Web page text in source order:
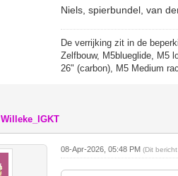
Niels, spierbundel, van
De verrijking zit in de
Zelfbouw, M5blueglide, M5
26" (carbon), M5 Medium
Willeke_IGKT
08-Apr-2026, 05:48 PM(Dit